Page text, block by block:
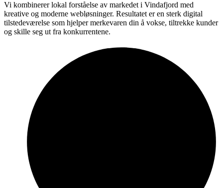
Vi kombinerer lokal forståelse av markedet i Vindafjord med
kreative og moderne webløsninger. Resultatet er en sterk digital
tilstedeværelse som hjelper merkevaren din å vokse, tiltrekke kunder
og skille seg ut fra konkurrentene.